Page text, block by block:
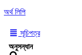
অর্থ লিপি
সূচিপত্র
অনুসন্ধান